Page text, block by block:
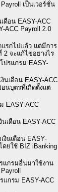
เป็นเวอร์ชั่น
ดือน EASY-ACC
ACC Payroll 2.0
รกไปแล้ว แต่มีการ
2 จะแก้ไขอย่างไร
ปรแกรม EASY-
นเดือน EASY-ACC
นบุตรที่เกิดตั้งแต่
EASY-ACC
นเดือน EASY-ACC
งินเดือน EASY-
ดยใช้ BIZ iBanking
แกรมอื่นมาใช้งาน
แกรม EASY-ACC